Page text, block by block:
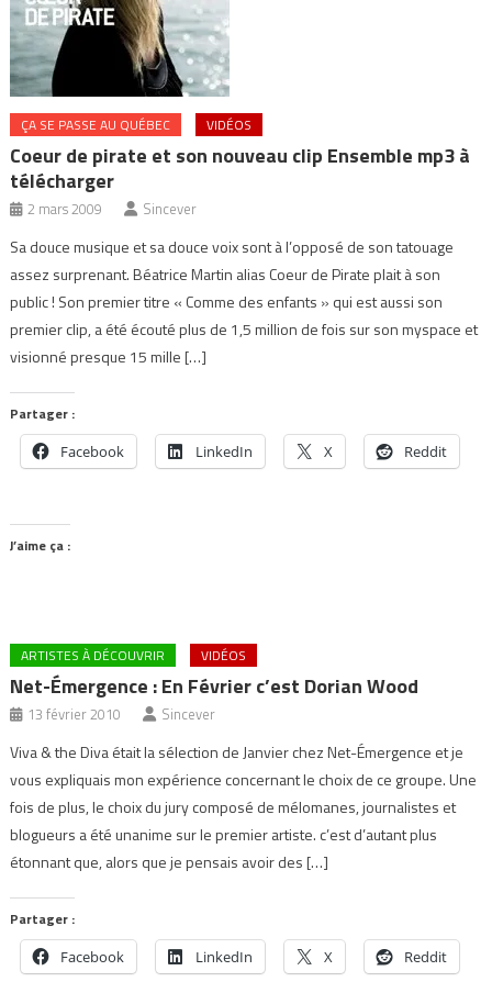
ÇA SE PASSE AU QUÉBEC VIDÉOS
Coeur de pirate et son nouveau clip Ensemble mp3 à
télécharger
2 mars 2009 Sincever
Sa douce musique et sa douce voix sont à l’opposé de son tatouage
assez surprenant. Béatrice Martin alias Coeur de Pirate plait à son
public ! Son premier titre « Comme des enfants » qui est aussi son
premier clip, a été écouté plus de 1,5 million de fois sur son myspace et
visionné presque 15 mille […]
Partager :
Facebook LinkedIn X Reddit
J’aime ça :
ARTISTES À DÉCOUVRIR VIDÉOS
Net-Émergence : En Février c’est Dorian Wood
13 février 2010 Sincever
Viva & the Diva était la sélection de Janvier chez Net-Émergence et je
vous expliquais mon expérience concernant le choix de ce groupe. Une
fois de plus, le choix du jury composé de mélomanes, journalistes et
blogueurs a été unanime sur le premier artiste. c’est d’autant plus
étonnant que, alors que je pensais avoir des […]
Partager :
Facebook LinkedIn X Reddit